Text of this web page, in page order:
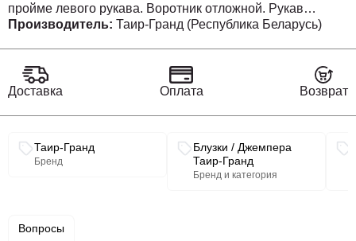
пройме левого рукава. Воротник отложной. Рукав
зауженный. В целом изделие смотрится 2в1, как
Длинна спинки,
73 74
(см)
Производитель: Таир-Гранд (Республика Беларусь)
Доставка Оплата Возврат
Связанные разделы каталога
Таир-Гранд
Бренд
Блузки / Джемпера
Таир-Гранд
Бренд и категория
Вопросы